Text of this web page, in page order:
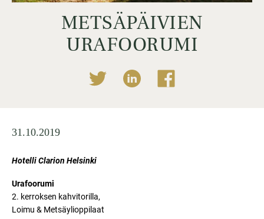
METSÄPÄIVIEN
URAFOORUMI
31.10.2019
Hotelli Clarion Helsinki
Urafoorumi
2. kerroksen kahvitorilla,
Loimu & Metsäylioppilaat